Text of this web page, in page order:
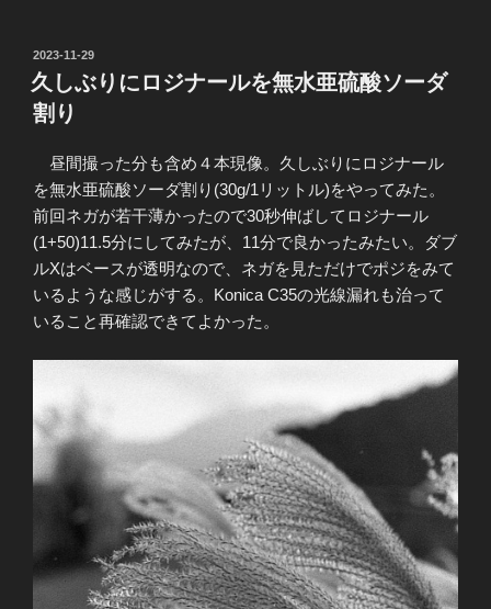
投
稿
日:
2023-11-29
久しぶりにロジナールを無水亜硫酸ソーダ
割り
昼間撮った分も含め４本現像。久しぶりにロジナール
を無水亜硫酸ソーダ割り(30g/1リットル)をやってみた。
前回ネガが若干薄かったので30秒伸ばしてロジナール
(1+50)11.5分にしてみたが、11分で良かったみたい。ダブ
ルXはベースが透明なので、ネガを見ただけでポジをみて
いるような感じがする。Konica C35の光線漏れも治って
いること再確認できてよかった。